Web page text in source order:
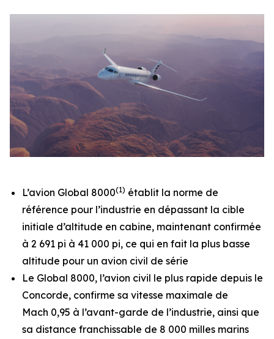
L’avion Global 8000(1) établit la norme de
référence pour l’industrie en dépassant la cible
initiale d’altitude en cabine, maintenant confirmée
à 2 691 pi à 41 000 pi, ce qui en fait la plus basse
altitude pour un avion civil de série
Le Global 8000, l’avion civil le plus rapide depuis le
Concorde, confirme sa vitesse maximale de
Mach 0,95 à l’avant-garde de l’industrie, ainsi que
sa distance franchissable de 8 000 milles marins